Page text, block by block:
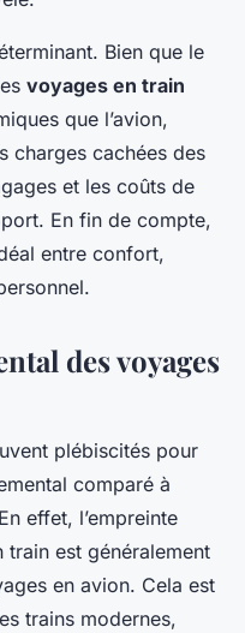
Bien que le
voyages en train
que l’avion,
charges cachées des
et les coûts de
En fin de compte,
entre confort,
des voyages
plébiscités pour
comparé à
effet, l’empreinte
est généralement
en avion. Cela est
trains modernes,